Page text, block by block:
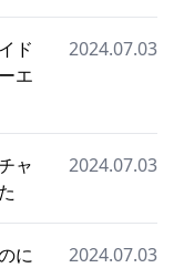
ド
エ
2024.07.03
ャ
2024.07.03
に
2024.07.03